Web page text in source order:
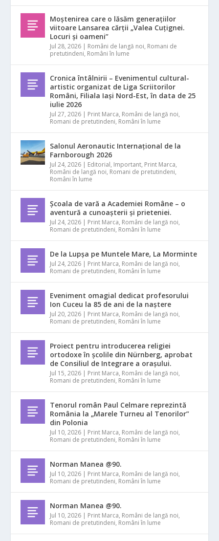
Moștenirea care o lăsăm generațiilor
viitoare Lansarea cărții „Valea Cuțignei.
Locuri și oameni”
Jul 28, 2026 | Români de langă noi, Romani de
pretutindeni, Români în lume
Cronica întâlnirii – Evenimentul cultural-
artistic organizat de Liga Scriitorilor
Români, Filiala Iași Nord-Est, în data de 25
iulie 2026
Jul 27, 2026 | Print Marca, Români de langă noi,
Romani de pretutindeni, Români în lume
Salonul Aeronautic Internațional de la
Farnborough 2026
Jul 24, 2026 | Editorial, Important, Print Marca,
Români de langă noi, Romani de pretutindeni,
Români în lume
Școala de vară a Academiei Române – o
aventură a cunoașterii și prieteniei.
Jul 24, 2026 | Print Marca, Români de langă noi,
Romani de pretutindeni, Români în lume
De la Lupșa pe Muntele Mare, La Morminte
Jul 24, 2026 | Print Marca, Români de langă noi,
Romani de pretutindeni, Români în lume
Eveniment omagial dedicat profesorului
Ion Cuceu la 85 de ani de la naștere
Jul 20, 2026 | Print Marca, Români de langă noi,
Romani de pretutindeni, Români în lume
Proiect pentru introducerea religiei
ortodoxe în școlile din Nürnberg, aprobat
de Consiliul de Integrare a orașului.
Jul 15, 2026 | Print Marca, Români de langă noi,
Romani de pretutindeni, Români în lume
Tenorul român Paul Celmare reprezintă
România la „Marele Turneu al Tenorilor”
din Polonia
Jul 10, 2026 | Print Marca, Români de langă noi,
Romani de pretutindeni, Români în lume
Norman Manea @90.
Jul 10, 2026 | Print Marca, Români de langă noi,
Romani de pretutindeni, Români în lume
Norman Manea @90.
Jul 10, 2026 | Print Marca, Români de langă noi,
Romani de pretutindeni, Români în lume